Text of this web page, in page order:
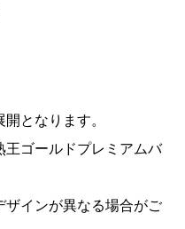
となります。
ゴールドプレミアムバ
インが異なる場合がご